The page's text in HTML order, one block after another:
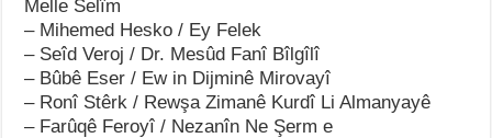
Melle Selîm
– Mihemed Hesko / Ey Felek
– Seîd Veroj / Dr. Mesûd Fanî Bîlgîlî
– Bûbê Eser / Ew in Dijminê Mirovayî
– Ronî Stêrk / Rewşa Zimanê Kurdî Li Almanyayê
– Farûqê Feroyî / Nezanîn Ne Şerm e